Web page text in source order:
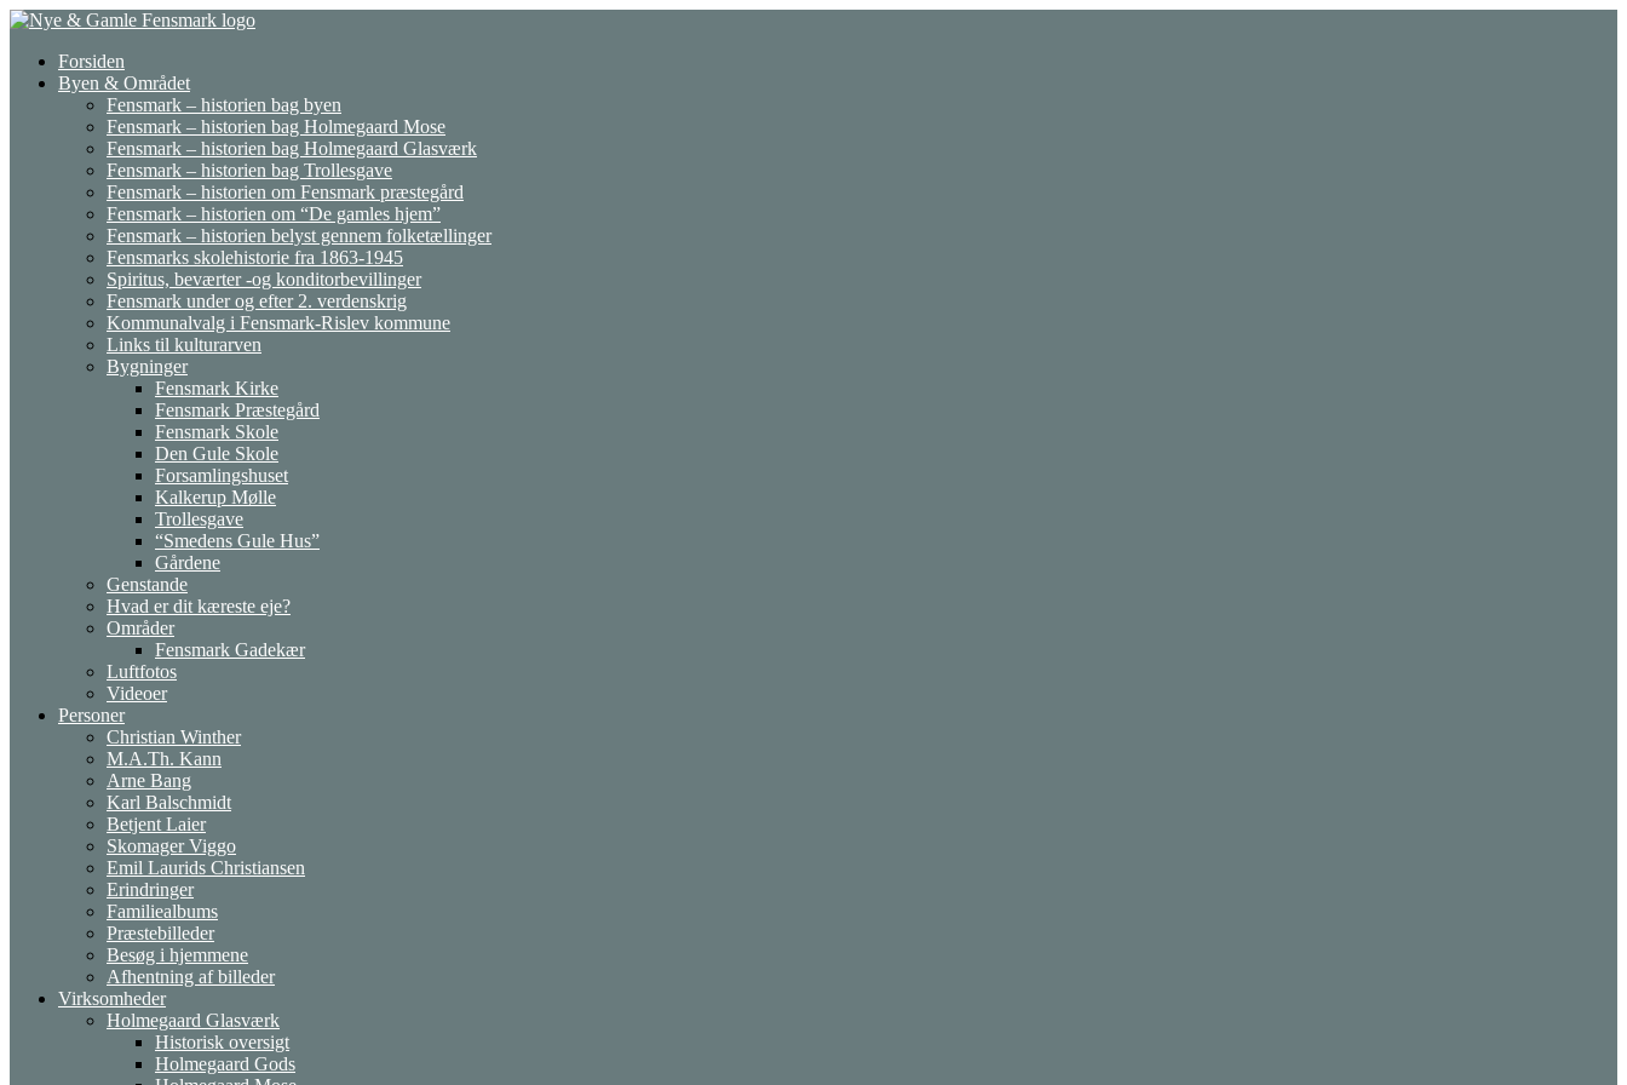
Gå
indholdForsiden
Byen & Området
Fensmark – historien bag byen
Fensmark – historien bag Holmegaard Mose
Fensmark – historien bag Holmegaard Glasværk
Fensmark – historien bag Trollesgave
Fensmark – historien om Fensmark præstegård
Fensmark – historien om “De gamles hjem”
Fensmark – historien belyst gennem folketællinger
Fensmarks skolehistorie fra 1863-1945
Spiritus, beværter -og konditorbevillinger
Fensmark under og efter 2. verdenskrig
Kommunalvalg i Fensmark-Rislev kommune
Links til kulturarven
Bygninger
Fensmark Kirke
Fensmark Præstegård
Fensmark Skole
Den Gule Skole
Forsamlingshuset
Kalkerup Mølle
Trollesgave
“Smedens Gule Hus”
Gårdene
Genstande
Hvad er dit kæreste eje?
Områder
Fensmark Gadekær
Luftfotos
Videoer
Personer
Christian Winther
M.A.Th. Kann
Arne Bang
Karl Balschmidt
Betjent Laier
Skomager Viggo
Emil Laurids Christiansen
Erindringer
Familiealbums
Præstebilleder
Besøg i hjemmene
Afhentning af billeder
Virksomheder
Holmegaard Glasværk
Historisk oversigt
Holmegaard Gods